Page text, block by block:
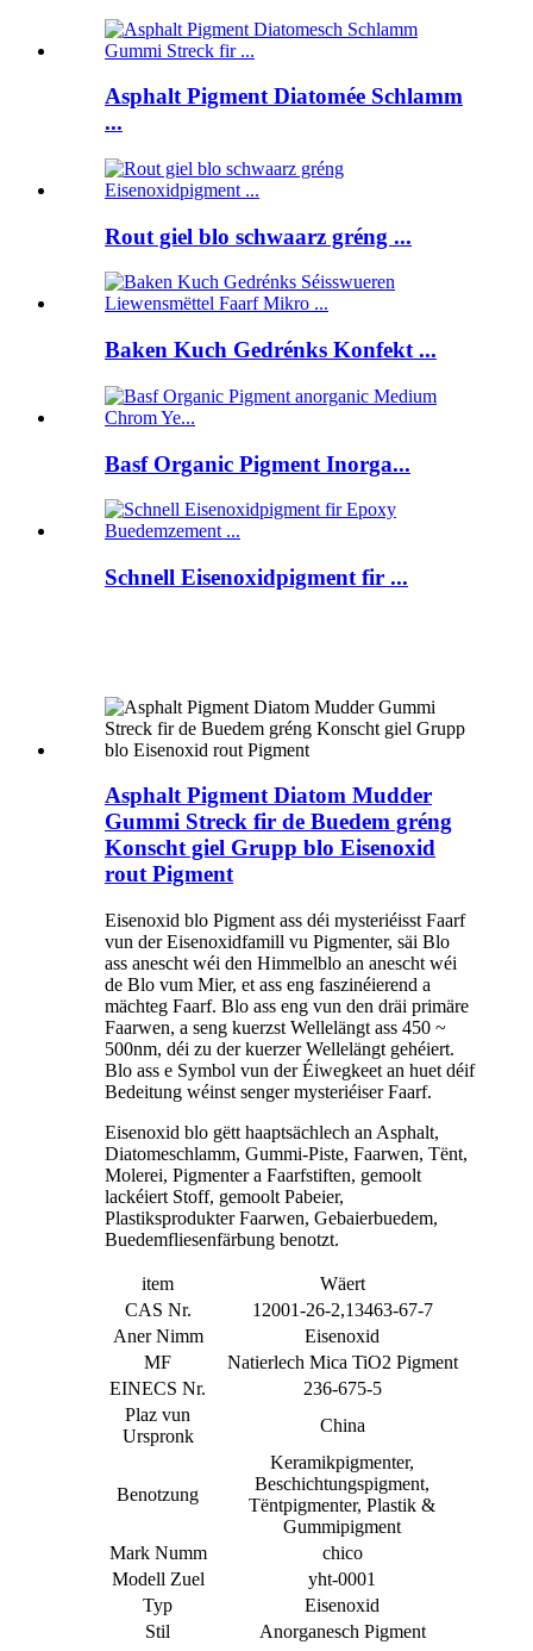
Asphalt Pigment Diatomée Schlamm
...
Rout giel blo schwaarz gréng ...
Baken Kuch Gedrénks Konfekt ...
Basf Organic Pigment Inorga...
Schnell Eisenoxidpigment fir ...
Asphalt Pigment Diatom Mudder
Gummi Streck fir de Buedem gréng
Konscht giel Grupp blo Eisenoxid
rout Pigment
Eisenoxid blo Pigment ass déi mysteriéisst Faarf
vun der Eisenoxidfamill vu Pigmenter, säi Blo
ass anescht wéi den Himmelblo an anescht wéi
de Blo vum Mier, et ass eng faszinéierend a
mächteg Faarf. Blo ass eng vun den dräi primäre
Faarwen, a seng kuerzst Wellelängt ass 450 ~
500nm, déi zu der kuerzer Wellelängt gehéiert.
Blo ass e Symbol vun der Éiwegkeet an huet déif
Bedeitung wéinst senger mysteriéiser Faarf.
Eisenoxid blo gëtt haaptsächlech an Asphalt,
Diatomeschlamm, Gummi-Piste, Faarwen, Tënt,
Molerei, Pigmenter a Faarfstiften, gemoolt
lackéiert Stoff, gemoolt Pabeier,
Plastiksprodukter Faarwen, Gebaierbuedem,
Buedemfliesenfärbung benotzt.
item
Wäert
CAS Nr.
12001-26-2,13463-67-7
Aner Nimm
Eisenoxid
MF
Natierlech Mica TiO2 Pigment
EINECS Nr.
236-675-5
Plaz vun
Urspronk
China
Benotzung
Keramikpigmenter,
Beschichtungspigment,
Tëntpigmenter, Plastik &
Gummipigment
Mark Numm
chico
Modell Zuel
yht-0001
Typ
Eisenoxid
Stil
Anorganesch Pigment